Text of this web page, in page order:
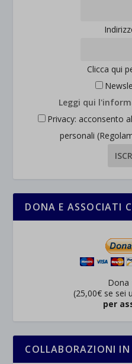
Clicca qui
Leggi qui
Privacy: acconsento
personali
DONA E ASSOCIATI
Dona
(25,00€ se sei
per
COLLABORAZIONI